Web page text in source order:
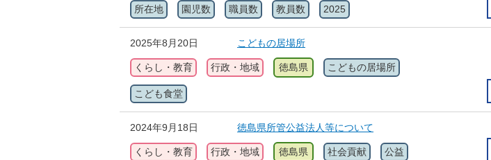
所在地 園児数 職員数 教員数 2025
2025年8月20日 こどもの居場所
くらし・教育 行政・地域 徳島県 こどもの居場所
こども食堂
2024年9月18日
徳島県所管公益法人等について
くらし・教育 行政・地域 徳島県 社会貢献 公益